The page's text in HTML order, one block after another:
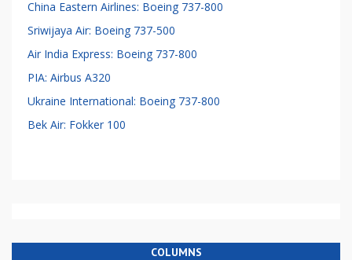
China Eastern Airlines: Boeing 737-800
Sriwijaya Air: Boeing 737-500
Air India Express: Boeing 737-800
PIA: Airbus A320
Ukraine International: Boeing 737-800
Bek Air: Fokker 100
COLUMNS